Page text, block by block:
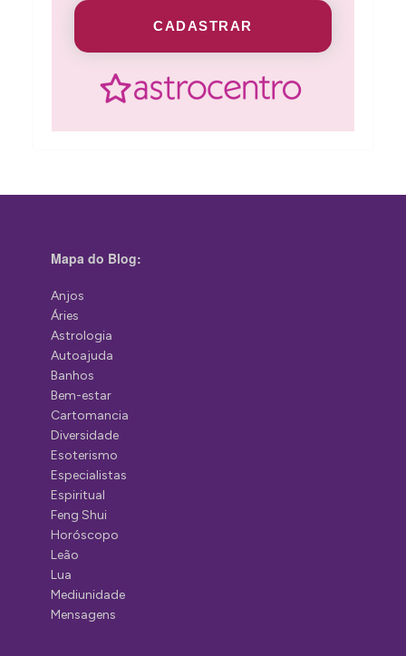
CADASTRAR
Mapa do Blog:
Anjos
Áries
Astrologia
Autoajuda
Banhos
Bem-estar
Cartomancia
Diversidade
Esoterismo
Especialistas
Espiritual
Feng Shui
Horóscopo
Leão
Lua
Mediunidade
Mensagens